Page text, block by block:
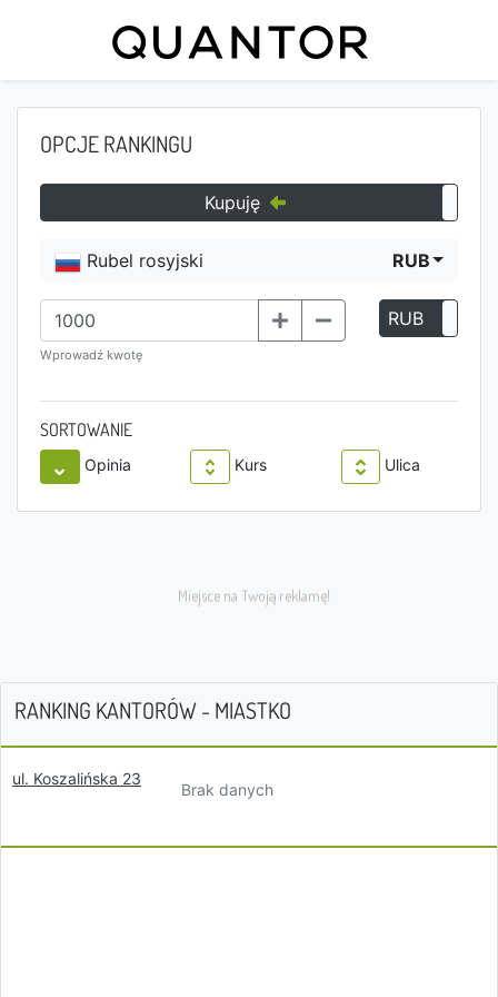
OPCJE RANKINGU
Kupuję
Rubel rosyjski RUB
Wprowadź kwotę
RUB
SORTOWANIE
Opinia Kurs Ulica
RANKING KANTORÓW - MIASTKO
ul. Koszalińska 23
Brak danych